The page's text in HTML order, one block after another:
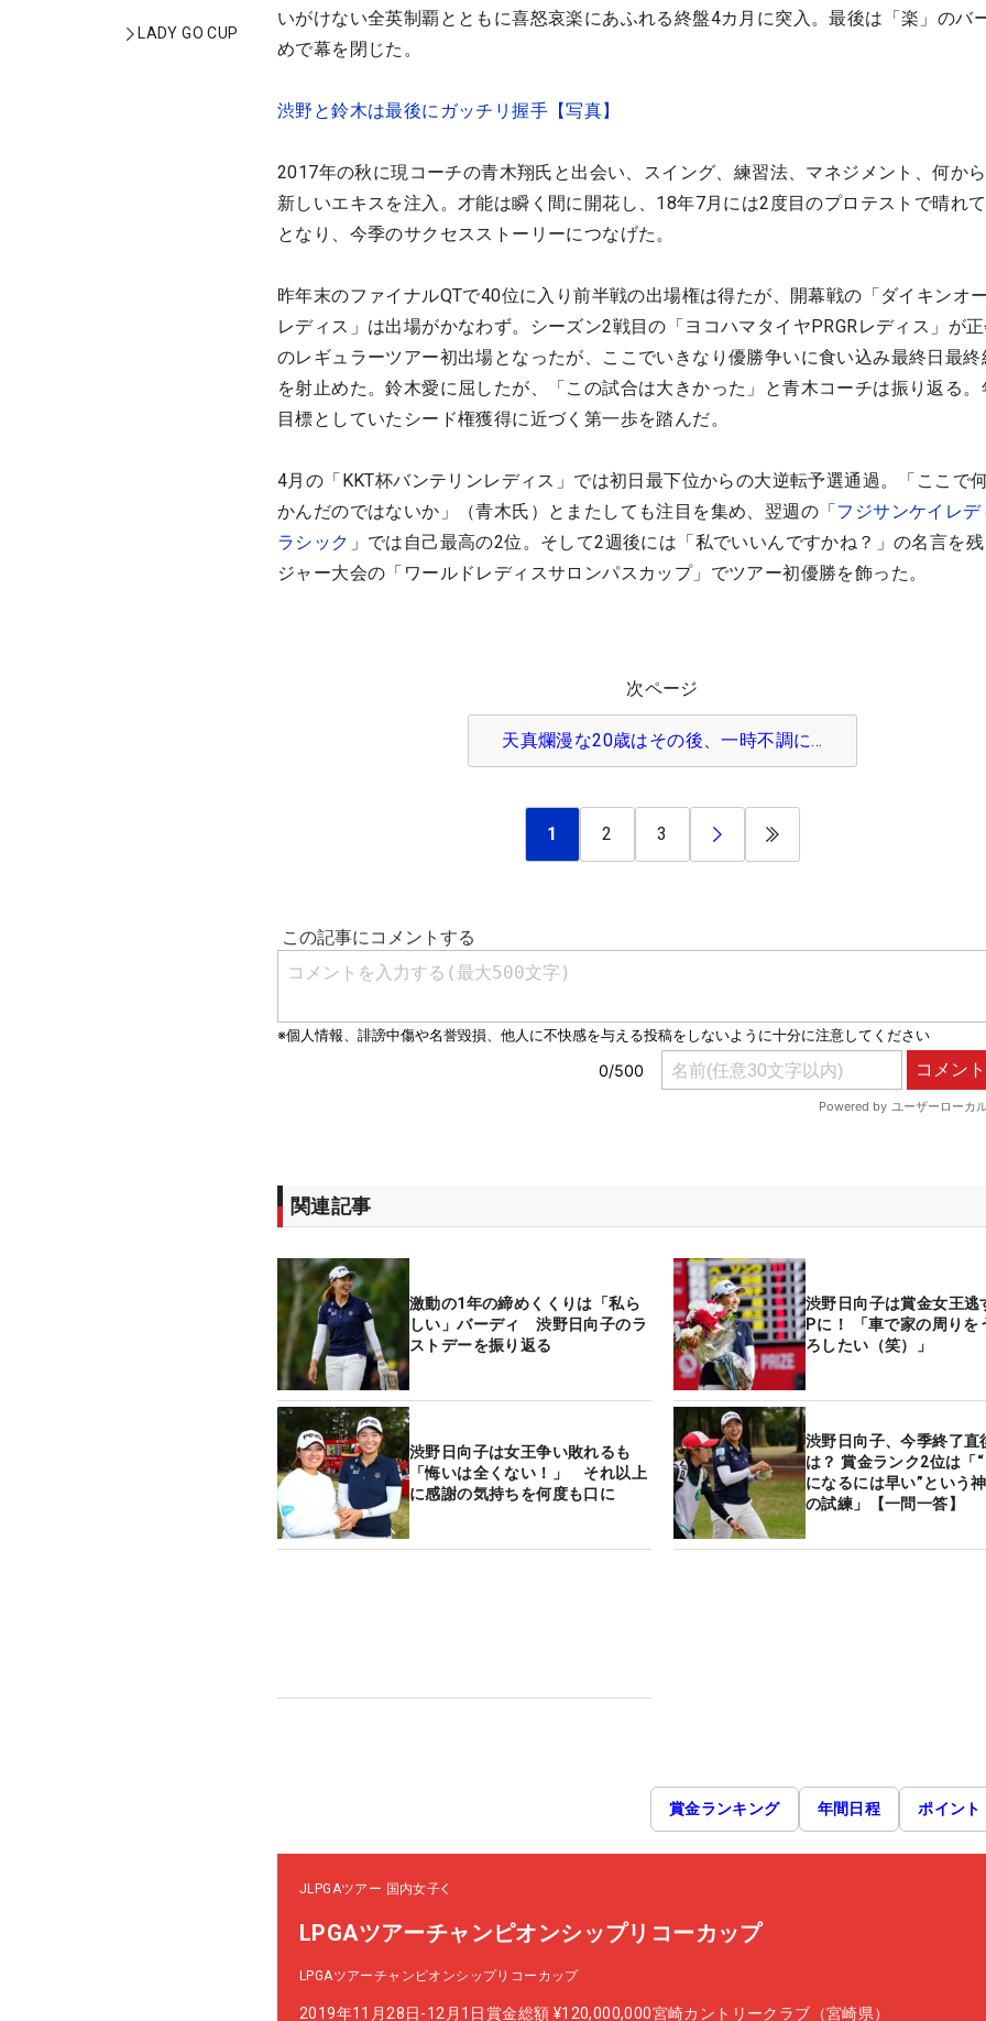
LADY GO CUP
いがけない全英制覇とともに喜怒哀楽にあふれる終盤4カ月に突入。最後は「楽」のバ
めで幕を閉じた。
渋野と鈴木は最後にガッチリ握手【写真】
2017年の秋に現コーチの青木翔氏と出会い、スイング、練習法、マネジメント、何か
新しいエキスを注入。才能は瞬く間に開花し、18年7月には2度目のプロテストで晴れ
となり、今季のサクセスストーリーにつなげた。
昨年末のファイナルQTで40位に入り前半戦の出場権は得たが、開幕戦の「ダイキンオ
レディス」は出場がかなわず。シーズン2戦目の「ヨコハマタイヤPRGRレディス」が
のレギュラーツアー初出場となったが、ここでいきなり優勝争いに食い込み最終日最終
を射止めた。鈴木愛に屈したが、「この試合は大きかった」と青木コーチは振り返る。
目標としていたシード権獲得に近づく第一歩を踏んだ。
4月の「KKT杯バンテリンレディス」では初日最下位からの大逆転予選通過。「ここで
かんだのではないか」（青木氏）とまたしても注目を集め、翌週の「フジサンケイレデ
ラシック 」では自己最高の2位。そして2週後には「私でいいんですかね？」の名言を
ジャー大会の「ワールドレディスサロンパスカップ」でツアー初優勝を飾った。
次ページ
天真爛漫な20歳はその後、一時不調に…
1 2 3
関連記事
激動の1年の締めくくりは「私ら
しい」バーディ 渋野日向子のラ
ストデーを振り返る
渋野日向子は賞金女王逃
Pに！ 「車で家の周りを
ろしたい（笑）」
渋野日向子は女王争い敗れるも
「悔いは全くない！」 それ以上
に感謝の気持ちを何度も口に
渋野日向子、今季終了直
は？ 賞金ランク2位は「“まだ1位
になるには早い”という
の試練」【一問一答】
賞金ランキング 年間日程 ポイント
JLPGAツアー 国内女子
LPGAツアーチャンピオンシップリコーカップ
LPGAツアーチャンピオンシップリコーカップ
2019年11月28日-12月1日賞金総額 ¥120,000,000宮崎カントリークラブ（宮崎県）